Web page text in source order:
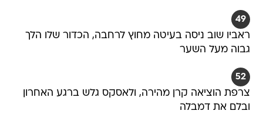
49
ראביו שוב ניסה בעיטה מחוץ לרחבה, הכדור שלו הלך
גבוה מעל השער
52
צרפת הוציאה קרן מהירה, ולאסקס גלש ברגע האחרון
ובלם את דמבלה